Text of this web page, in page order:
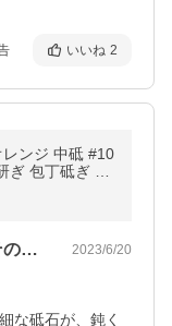
いいね 2
ンジ 中砥 #10
包丁砥ぎ 砥
シャープナ
包丁研ぎは素晴らしい道具です。その繊細… 2023/6/20
な砥石が、鈍く